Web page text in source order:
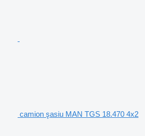
camion şasiu MAN TGS 18.470 4x2